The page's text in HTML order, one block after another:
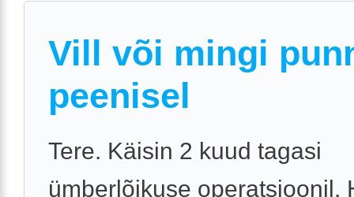
Vill või mingi
peenisel
Tere. Käisin 2 kuud tagasi
ümberlõikuse operatsioonil.